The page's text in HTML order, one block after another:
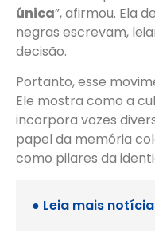
única”, afirmou. Ela
negras escrevam,
decisão.
Portanto, esse
Ele mostra como a
incorpora vozes
papel da memória
como pilares da
● Leia mais